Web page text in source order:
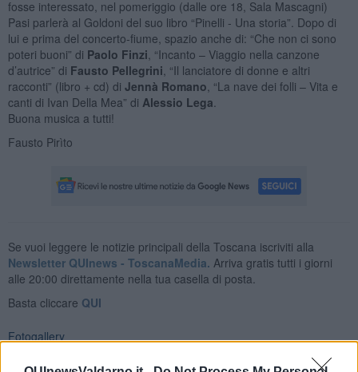
fosse interessato, nel pomeriggio (dalle ore 18, Sala Mascagni)
Pasi parlerà al Goldoni del suo libro “Pinelli - Una storia”. Dopo di
lui e prima del concerto-fiume, spazio anche di: “Che non ci sono
poteri buoni” di Paolo Finzi , “Incanto – Viaggio nella canzone
d’autrice” di Fausto Pellegrini , “Il lanciatore di donne e altri
racconti” (libro + cd) di Jennà Romano , “La nave dei folli – Vita e
canti di Ivan Della Mea” di Alessio Lega
Buona musica a tutti!
Fausto Pirìto
Se vuoi leggere le notizie principali della Toscana iscriviti alla
Newsletter QUInews - ToscanaMedia. Arriva gratis tutti i giorni
alle 20:00 direttamente nella tua casella di posta.
Basta cliccare QUI
Fotogallery